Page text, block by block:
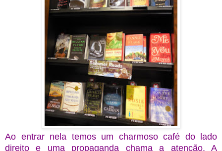
Ao entrar nela temos um charmoso café do lado
direito e uma propaganda chama a atenção. A